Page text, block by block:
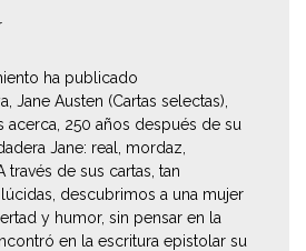
ha publicado
Jane Austen (Cartas selectas),
acerca, 250 años después de su
Jane: real, mordaz,
través de sus cartas, tan
descubrimos a una mujer
y humor, sin pensar en la
en la escritura epistolar su